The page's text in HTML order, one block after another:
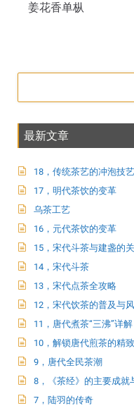
姜花香单枞
最新文章
18，传统茶艺的冲泡技艺
17，明代茶饮的变革
乌茶工艺
16，元代茶饮的变革
15，宋代斗茶与建盏的
14，宋代斗茶
13，宋代点茶全攻略
12，宋代饮茶的普及与
11，唐代煮茶“三沸”详解
10，解锁唐代煎茶的精
9，唐代全民茶潮
8，《茶经》的主要成就
7，陆羽的传奇